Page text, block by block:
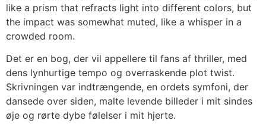
like a prism that refracts light into different colors, but
the impact was somewhat muted, like a whisper in a
crowded room.
Det er en bog, der vil appellere til fans af thriller, med
dens lynhurtige tempo og overraskende plot twist.
Skrivningen var indtrængende, en ordets symfoni, der
dansede over siden, malte levende billeder i mit sindes
øje og rørte dybe følelser i mit hjerte.